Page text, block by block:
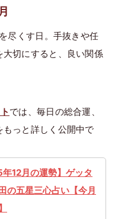
尽くす日。手抜きや任
切にすると、良い関係
では、毎日の総合運、
っと詳しく公開中で
年12月の運勢】ゲッタ
の五星三心占い【今月